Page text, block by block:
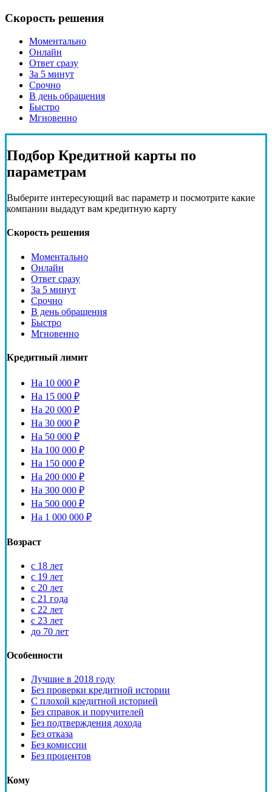
Скорость решения
Моментально
Онлайн
Ответ сразу
За 5 минут
Срочно
В день обращения
Быстро
Мгновенно
Подбор Кредитной карты по
параметрам
Выберите интересующий вас параметр и посмотрите какие
компании выдадут вам кредитную карту
Скорость решения
Моментально
Онлайн
Ответ сразу
За 5 минут
Срочно
В день обращения
Быстро
Мгновенно
Кредитный лимит
На 10 000 ₽
На 15 000 ₽
На 20 000 ₽
На 30 000 ₽
На 50 000 ₽
На 100 000 ₽
На 150 000 ₽
На 200 000 ₽
На 300 000 ₽
На 500 000 ₽
На 1 000 000 ₽
Возраст
с 18 лет
с 19 лет
с 20 лет
с 21 года
с 22 лет
с 23 лет
до 70 лет
Особенности
Лучшие в 2018 году
Без проверки кредитной истории
С плохой кредитной историей
Без справок и поручителей
Без подтверждения дохода
Без отказа
Без комиссии
Без процентов
Кому